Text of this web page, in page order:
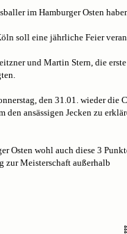
im Hamburger Osten
soll eine jährliche Feier
und Martin Stern, die
den 31.01. wieder die
den ansässigen Jecken zu
Osten wohl auch diese 3
zur Meisterschaft außerhalb